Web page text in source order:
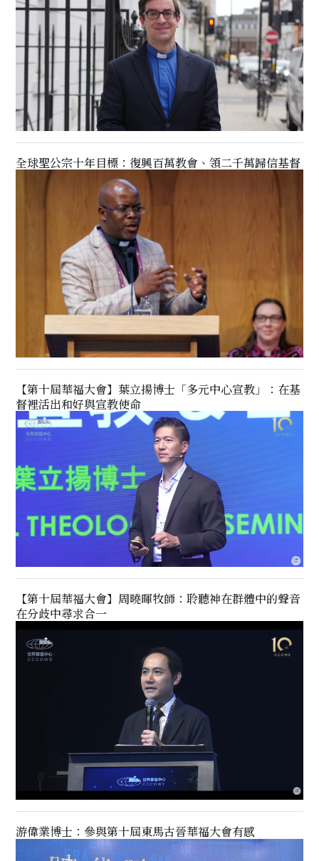
全球聖公宗十年目標：復興百萬教會、領二千萬歸信基督
【第十屆華福大會】葉立揚博士「多元中心宣教」：在基
督裡活出和好與宣教使命
【第十屆華福大會】周曉暉牧師：聆聽神在群體中的聲音
在分歧中尋求合一
游偉業博士：參與第十屆東馬古晉華福大會有感